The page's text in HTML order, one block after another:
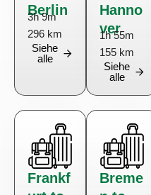
Berlin
3h 9m
296 km
Siehe
alle
Hanno
ver
1h 55m
155 km
Siehe
alle
Frankf
Breme